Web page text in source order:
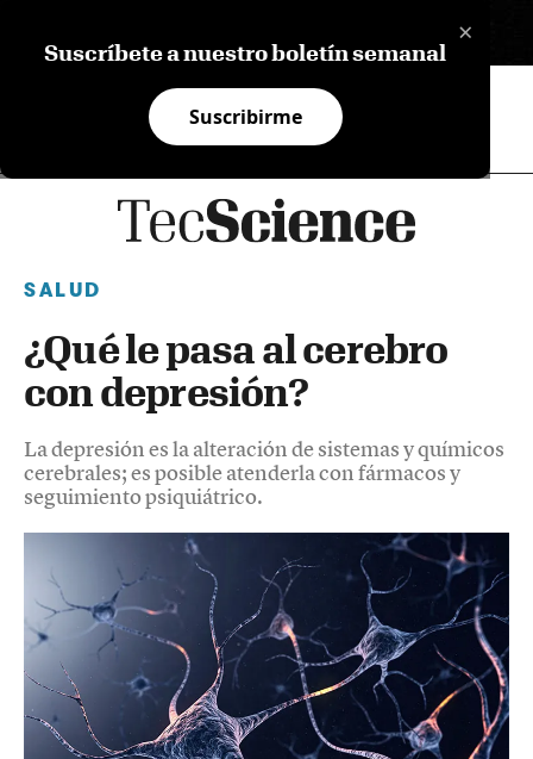
×
Suscríbete a nuestro boletín semanal
Suscribirme
SALUD
¿Qué le pasa al cerebro
con depresión?
La depresión es la alteración de sistemas y químicos
cerebrales; es posible atenderla con fármacos y
seguimiento psiquiátrico.